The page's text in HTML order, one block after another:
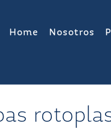
Home Nosotros